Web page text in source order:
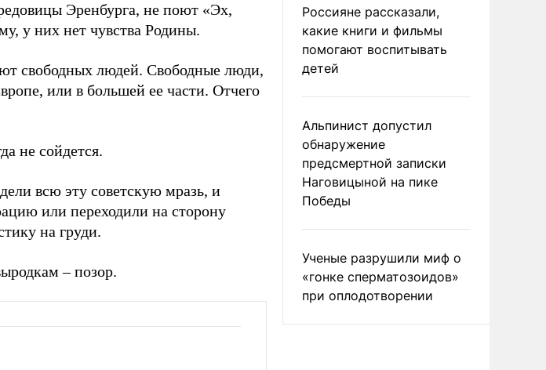
Эренбурга, не поют «Эх,
у них нет чувства Родины.
свободных людей. Свободные люди,
или в большей ее части. Отчего
не сойдется.
всю эту советскую мразь, и
или переходили на сторону
на груди.
– позор.
Россияне рассказали,
какие книги и фильмы
помогают воспитывать
детей
Альпинист допустил
обнаружение
предсмертной записки
Наговицыной на пике
Победы
Ученые разрушили миф о
«гонке сперматозоидов»
при оплодотворении